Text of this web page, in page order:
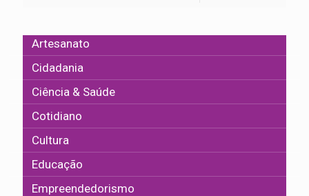
Artesanato
Cidadania
Ciência & Saúde
Cotidiano
Cultura
Educação
Empreendedorismo